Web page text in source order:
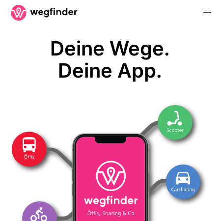
Deine Wege.
Deine App.